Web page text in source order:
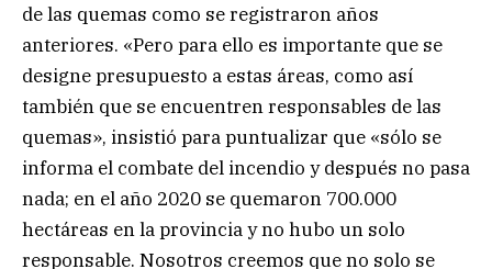
de las quemas como se registraron años
anteriores. «Pero para ello es importante que se
designe presupuesto a estas áreas, como así
también que se encuentren responsables de las
quemas», insistió para puntualizar que «sólo se
informa el combate del incendio y después no pasa
nada; en el año 2020 se quemaron 700.000
hectáreas en la provincia y no hubo un solo
responsable. Nosotros creemos que no solo se